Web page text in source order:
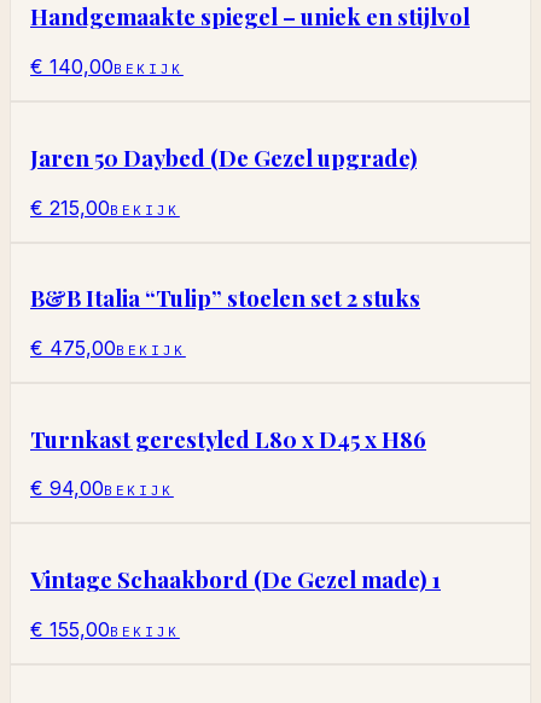
Handgemaakte spiegel – uniek en stijlvol
€ 140,00BEKIJK
Jaren 50 Daybed (De Gezel upgrade)
€ 215,00BEKIJK
B&B Italia “Tulip” stoelen set 2 stuks
€ 475,00BEKIJK
Turnkast gerestyled L80 x D45 x H86
€ 94,00BEKIJK
Vintage Schaakbord (De Gezel made) 1
€ 155,00BEKIJK